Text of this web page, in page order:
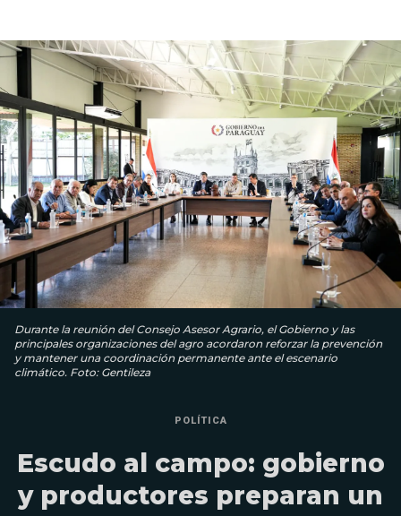
Durante la reunión del Consejo Asesor Agrario, el Gobierno y las
principales organizaciones del agro acordaron reforzar la prevención
y mantener una coordinación permanente ante el escenario
climático. Foto: Gentileza
POLÍTICA
Escudo al campo: gobierno
y productores preparan un